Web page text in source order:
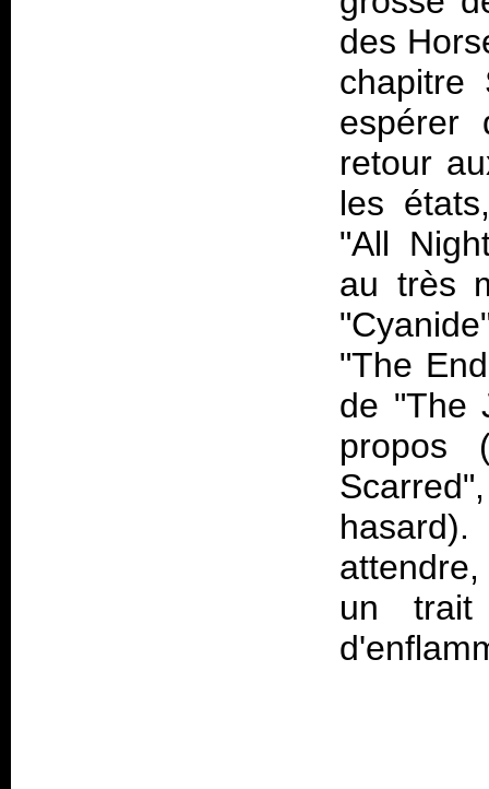
des
chapitre
espérer
retour
les
"All
au très
"The
de "The
propos
un